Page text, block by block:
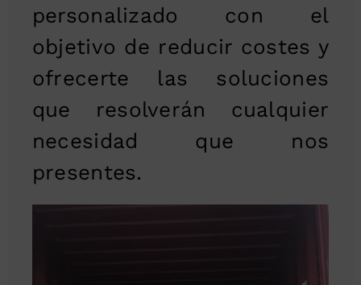
personalizado con el
objetivo de reducir costes y
ofrecerte las soluciones
que resolverán cualquier
necesidad que nos
presentes.